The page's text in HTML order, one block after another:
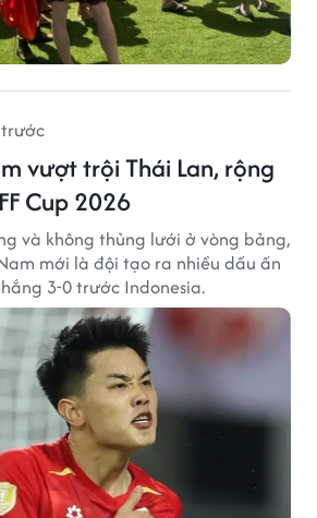
vượt trội Thái Lan, rộng
Cup 2026
và không thủng lưới ở vòng bảng,
mới là đội tạo ra nhiều dấu ấn
3-0 trước Indonesia.